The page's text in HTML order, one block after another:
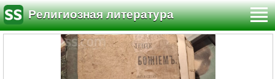
Религиозная литература